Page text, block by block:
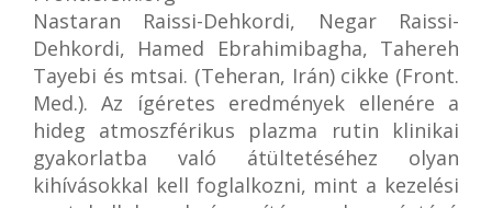
Nastaran Raissi-Dehkordi, Negar Raissi-
Dehkordi, Hamed Ebrahimibagha, Tahereh
Tayebi és mtsai. (Teheran, Irán) cikke (Front.
Med.). Az ígéretes eredmények ellenére a
hideg atmoszférikus plazma rutin klinikai
gyakorlatba való átültetéséhez olyan
kihívásokkal kell foglalkozni, mint a kezelési